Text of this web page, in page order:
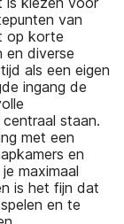
van
op korte
en diverse
als een eigen
ingang de
staan.
met een
en
maximaal
is het fijn dat
en te